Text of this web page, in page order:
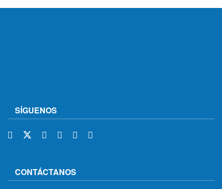
SÍGUENOS
CONTÁCTANOS